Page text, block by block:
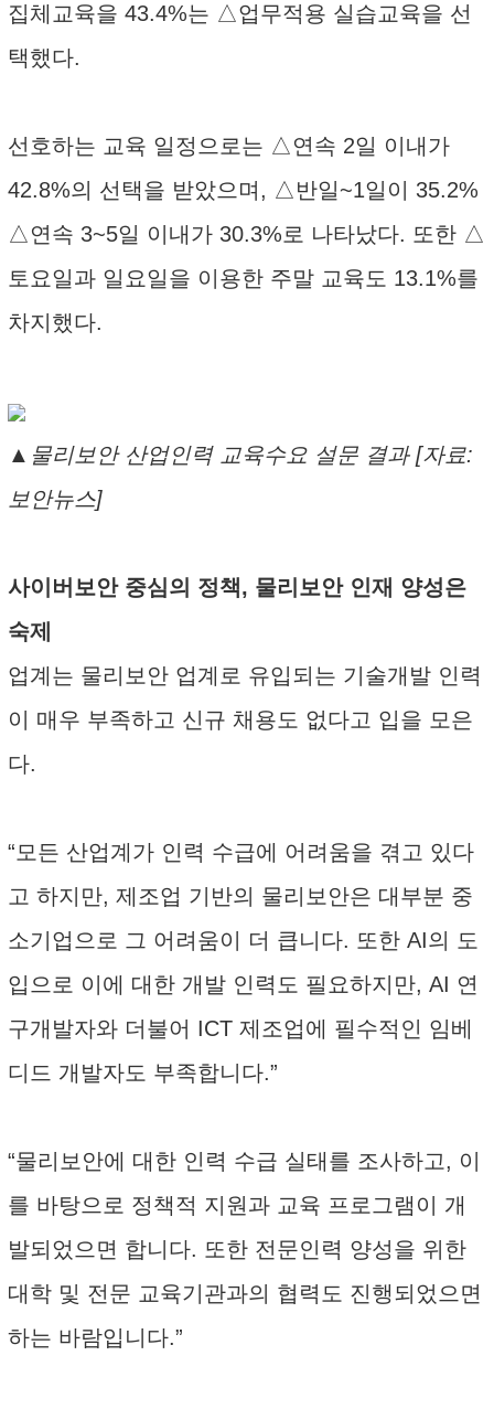
집체교육을 43.4%는 △업무적용 실습교육을 선
택했다.
선호하는 교육 일정으로는 △연속 2일 이내가
42.8%의 선택을 받았으며, △반일~1일이 35.2%
△연속 3~5일 이내가 30.3%로 나타났다. 또한 △
토요일과 일요일을 이용한 주말 교육도 13.1%를
차지했다.
▲물리보안 산업인력 교육수요 설문 결과 [자료:
보안뉴스]
사이버보안 중심의 정책, 물리보안 인재 양성은
숙제
업계는 물리보안 업계로 유입되는 기술개발 인력
이 매우 부족하고 신규 채용도 없다고 입을 모은
다.
“모든 산업계가 인력 수급에 어려움을 겪고 있다
고 하지만, 제조업 기반의 물리보안은 대부분 중
소기업으로 그 어려움이 더 큽니다. 또한 AI의 도
입으로 이에 대한 개발 인력도 필요하지만, AI 연
구개발자와 더불어 ICT 제조업에 필수적인 임베
디드 개발자도 부족합니다.”
“물리보안에 대한 인력 수급 실태를 조사하고, 이
를 바탕으로 정책적 지원과 교육 프로그램이 개
발되었으면 합니다. 또한 전문인력 양성을 위한
대학 및 전문 교육기관과의 협력도 진행되었으면
하는 바람입니다.”